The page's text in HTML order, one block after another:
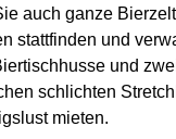
auch ganze
stattfinden und
und
schlichten
mieten.